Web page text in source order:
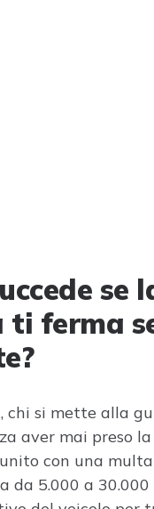
se
ti ferma
chi si mette alla
aver mai preso
con una
da 5.000 a